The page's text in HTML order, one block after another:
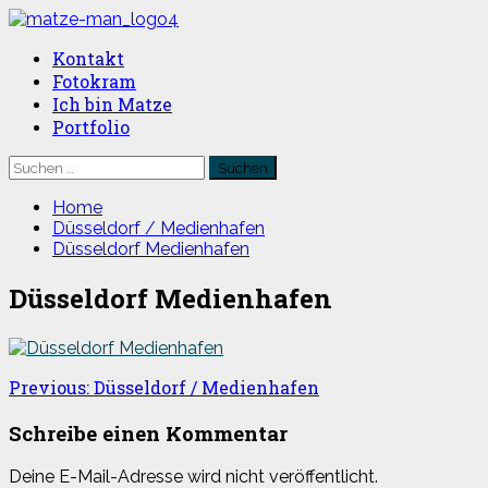
Skip
content
Primary
Menu
Kontakt
Fotokram
Ich bin Matze
Portfolio
Suchen
nach:
Home
Düsseldorf / Medienhafen
Düsseldorf Medienhafen
Düsseldorf Medienhafen
Post
navigation
Previous:Düsseldorf / Medienhafen
Schreibe einen Kommentar
Deine E-Mail-Adresse wird nicht veröffentlicht.